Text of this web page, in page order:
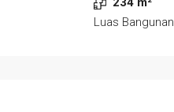
Luas Bangunan